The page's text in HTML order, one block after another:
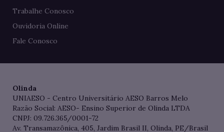
Trabalhe Conosco
Ouvidoria Online
Fale Conosco
Olinda
UNIAESO - Centro Universitário AESO Barros Melo
Razão Social: AESO- Ensino Superior de Olinda LTDA
CNPJ: 09.726.365/0001-72
Av. Transamazônica, 405, Jardim Brasil II, Olinda, PE/Brasil